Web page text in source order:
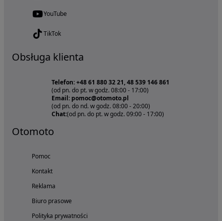
YouTube
TikTok
Obsługa klienta
Telefon: +48 61 880 32 21, 48 539 146 861
(od pn. do pt. w godz. 08:00 - 17:00)
Email: pomoc@otomoto.pl
(od pn. do nd. w godz. 08:00 - 20:00)
Chat:(od pn. do pt. w godz. 09:00 - 17:00)
Otomoto
Pomoc
Kontakt
Reklama
Biuro prasowe
Polityka prywatności